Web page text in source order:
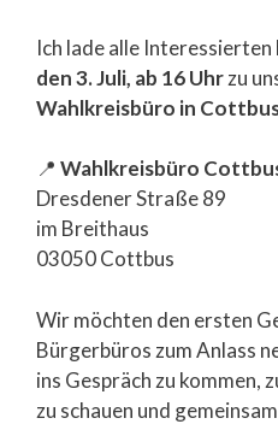
Ich lade alle Interessierten
den 3. Juli, ab 16 Uhrzu
Wahlkreisbüro in
📍 Wahlkreisbüro
Dresdener Straße 89
im Breithaus
03050 Cottbus
Wir möchten den ersten
Bürgerbüros zum Anlass
ins Gespräch zu kommen,
zu schauen und